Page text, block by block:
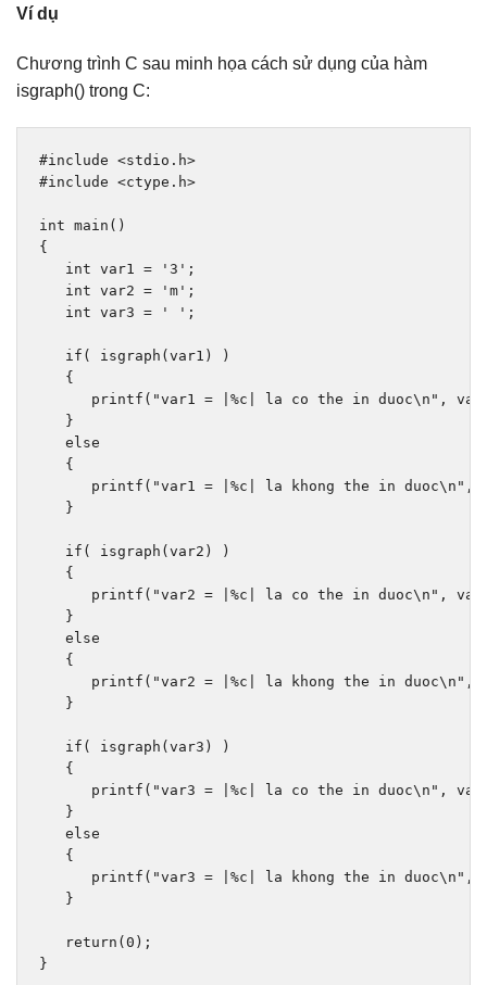
Ví dụ
Chương trình C sau minh họa cách sử dụng của hàm
isgraph() trong C:
#include <stdio.h>
#include <ctype.h>
int main ()
{
int var1 = '3' ;
int var2 = 'm' ;
int var3 = ' ' ;
if ( isgraph ( var1 )
)
{
      printf
( "var1 = |%c| la co the in duoc\n" ,
}
else
{
      printf
( "var1 = |%c| la khong the in duoc\n" ,
}
if ( isgraph ( var2 )
)
{
      printf
( "var2 = |%c| la co the in duoc\n" ,
}
else
{
      printf
( "var2 = |%c| la khong the in duoc\n" ,
}
if ( isgraph ( var3 )
)
{
      printf
( "var3 = |%c| la co the in duoc\n" ,
}
else
{
      printf
( "var3 = |%c| la khong the in duoc\n" ,
}
return ( 0 );
}